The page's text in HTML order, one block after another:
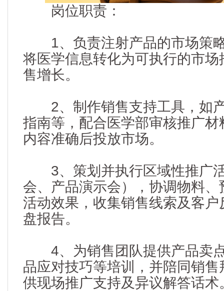
岗位职责：
1、负责注射产品的市场策
将医学信息转化为可执行的市
售增长。
2、制作销售支持工具，如
指南等，配合医学部审核推广
内容准确后投放市场。
3、策划并执行区域性推广
会、产品演示会），协调物料
活动效果，收集销售线索及客
盘报告。
4、为销售团队提供产品卖
品应对技巧等培训，并陪同销
供现场推广支持及异议解答话术